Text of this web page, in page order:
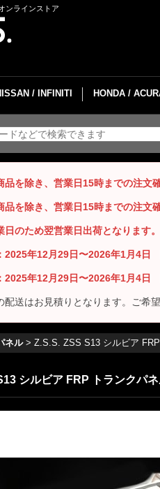
ンラインストア
/ INFINITI HONDA /
を除き、営業日15時までの注文
を除き、営業日15時までの注文
のため翌営業日出荷となります。
2025年12月29日〜2026年1月4日
2025年12月29日〜2026年1月4日
送はお見積りとなります。ご希
ネル > Z.S.S. ZSS S13 シルビア
シルビア FRP トランクパ